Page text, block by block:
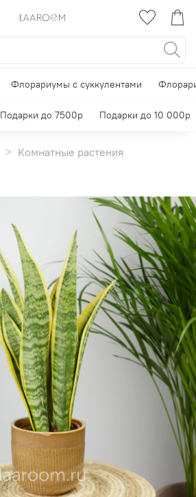
Флорариумы с суккулентами
Подарки до 7500р Подарки до 10 000р
Комнатные растения